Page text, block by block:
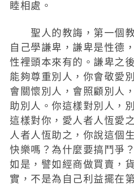
睦相處。
聖人的教誨，第一個教
自己學謙卑，謙卑是性德
性裡頭本來有的。謙卑之
能夠尊重別人，你會敬愛別
會關懷別人，會照顧別人
助別人。你這樣對別人，
這樣對你，愛人者人恆愛
人者人恆助之，你說這個
快樂嗎？為什麼要搞鬥爭
如是，譬如經商做買賣，
實，不是為自己利益擺在第